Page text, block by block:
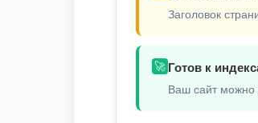
Заголовок
🚀 Готов к
Ваш сайт можно